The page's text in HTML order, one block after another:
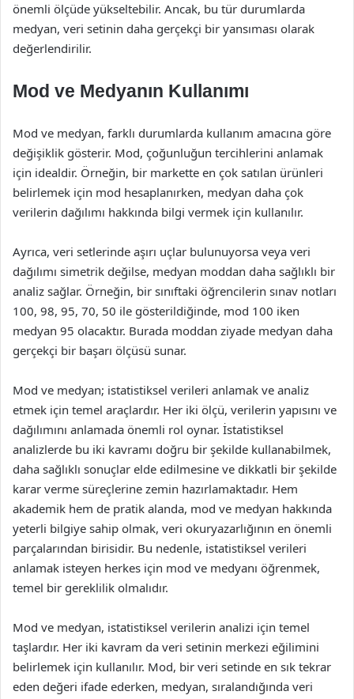
önemli ölçüde yükseltebilir. Ancak, bu tür durumlarda
medyan, veri setinin daha gerçekçi bir yansıması olarak
değerlendirilir.
Mod ve Medyanın Kullanımı
Mod ve medyan, farklı durumlarda kullanım amacına göre
değişiklik gösterir. Mod, çoğunluğun tercihlerini anlamak
için idealdir. Örneğin, bir markette en çok satılan ürünleri
belirlemek için mod hesaplanırken, medyan daha çok
verilerin dağılımı hakkında bilgi vermek için kullanılır.
Ayrıca, veri setlerinde aşırı uçlar bulunuyorsa veya veri
dağılımı simetrik değilse, medyan moddan daha sağlıklı bir
analiz sağlar. Örneğin, bir sınıftaki öğrencilerin sınav notları
100, 98, 95, 70, 50 ile gösterildiğinde, mod 100 iken
medyan 95 olacaktır. Burada moddan ziyade medyan daha
gerçekçi bir başarı ölçüsü sunar.
Mod ve medyan; istatistiksel verileri anlamak ve analiz
etmek için temel araçlardır. Her iki ölçü, verilerin yapısını ve
dağılımını anlamada önemli rol oynar. İstatistiksel
analizlerde bu iki kavramı doğru bir şekilde kullanabilmek,
daha sağlıklı sonuçlar elde edilmesine ve dikkatli bir şekilde
karar verme süreçlerine zemin hazırlamaktadır. Hem
akademik hem de pratik alanda, mod ve medyan hakkında
yeterli bilgiye sahip olmak, veri okuryazarlığının en önemli
parçalarından birisidir. Bu nedenle, istatistiksel verileri
anlamak isteyen herkes için mod ve medyanı öğrenmek,
temel bir gereklilik olmalıdır.
Mod ve medyan, istatistiksel verilerin analizi için temel
taşlardır. Her iki kavram da veri setinin merkezi eğilimini
belirlemek için kullanılır. Mod, bir veri setinde en sık tekrar
eden değeri ifade ederken, medyan, sıralandığında veri